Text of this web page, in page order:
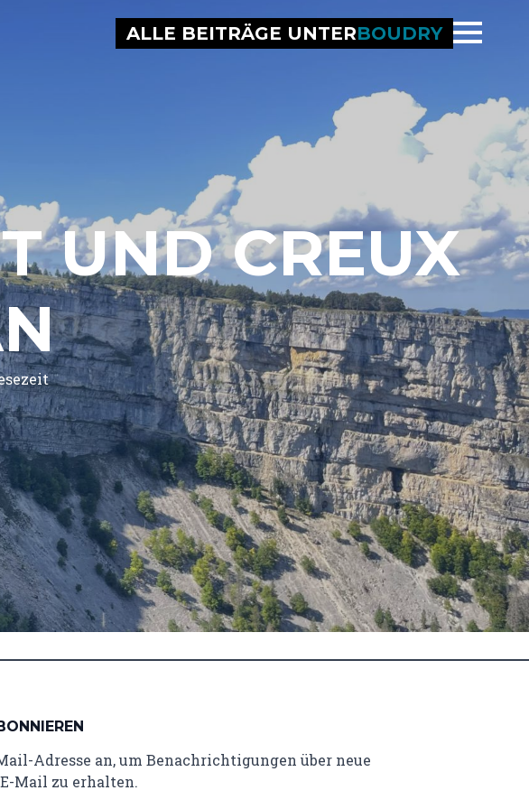
ALLE BEITRÄGE UNTERBOUDRY
UND CREUX
Adresse an, um Benachrichtigungen über neue
Mail zu erhalten.